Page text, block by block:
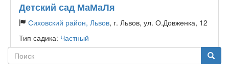
Детский сад МаМаЛя
Сиховский район, Львов, г. Львов, ул. О.Довженка, 12
Тип садика: Частный
Поиск
Поиск